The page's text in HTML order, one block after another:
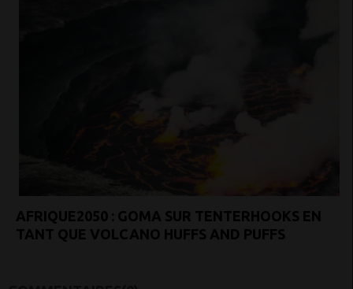
AFRIQUE2050 : GOMA SUR TENTERHOOKS EN
TANT QUE VOLCANO HUFFS AND PUFFS